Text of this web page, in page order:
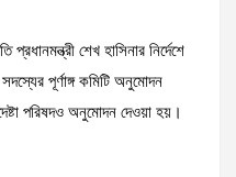
শেখ হাসিনার নির্দেশে
পূর্ণাঙ্গ কমিটি অনুমোদন
পরিষদও অনুমোদন দেওয়া হয়।